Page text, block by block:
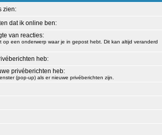
zien:
dat ik online ben:
van reacties:
op een onderwerp waar je in gepost hebt. Dit kan altijd veranderd
heb:
privéberichten heb:
(pop-up) als er nieuwe privéberichten zijn.